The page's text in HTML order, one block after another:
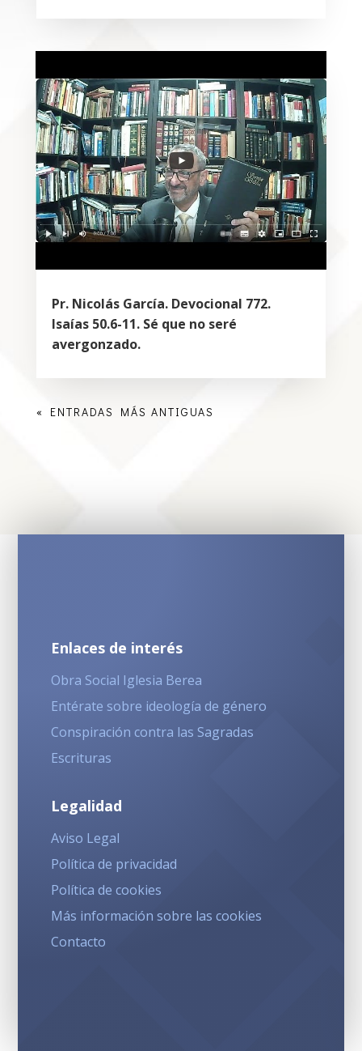
Pr. Nicolás García. Devocional 772.
Isaías 50.6-11. Sé que no seré
avergonzado.
« ENTRADAS MÁS ANTIGUAS
Enlaces de interés
Obra Social Iglesia Berea
Entérate sobre ideología de género
Conspiración contra las Sagradas
Escrituras
Legalidad
Aviso Legal
Política de privacidad
Política de cookies
Más información sobre las cookies
Contacto